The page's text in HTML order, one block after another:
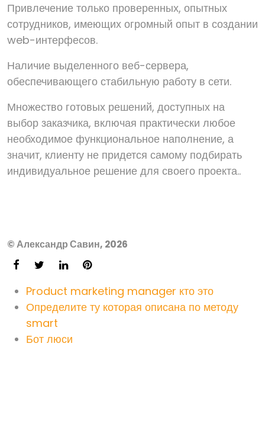
Привлечение только проверенных, опытных
сотрудников, имеющих огромный опыт в создании
web-интерфесов.
Наличие выделенного веб-сервера,
обеспечивающего стабильную работу в сети.
Множество готовых решений, доступных на
выбор заказчика, включая практически любое
необходимое функциональное наполнение, а
значит, клиенту не придется самому подбирать
индивидуальное решение для своего проекта..
© Александр Савин, 2026
Product marketing manager кто это
Определите ту которая описана по методу
smart
Бот люси